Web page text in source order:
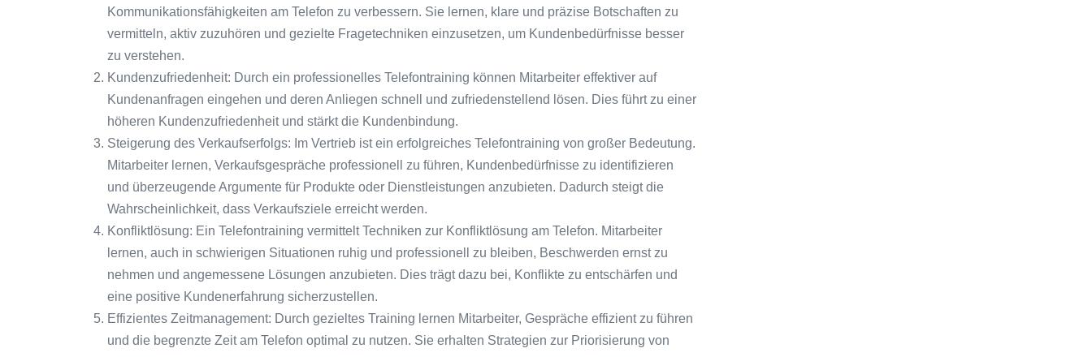
Kommunikationsfähigkeiten am Telefon zu verbessern. Sie lernen, klare und präzise Botschaften zu
vermitteln, aktiv zuzuhören und gezielte Fragetechniken einzusetzen, um Kundenbedürfnisse besser
zu verstehen.
Kundenzufriedenheit: Durch ein professionelles Telefontraining können Mitarbeiter effektiver auf
Kundenanfragen eingehen und deren Anliegen schnell und zufriedenstellend lösen. Dies führt zu einer
höheren Kundenzufriedenheit und stärkt die Kundenbindung.
Steigerung des Verkaufserfolgs: Im Vertrieb ist ein erfolgreiches Telefontraining von großer Bedeutung.
Mitarbeiter lernen, Verkaufsgespräche professionell zu führen, Kundenbedürfnisse zu identifizieren
und überzeugende Argumente für Produkte oder Dienstleistungen anzubieten. Dadurch steigt die
Wahrscheinlichkeit, dass Verkaufsziele erreicht werden.
Konfliktlösung: Ein Telefontraining vermittelt Techniken zur Konfliktlösung am Telefon. Mitarbeiter
lernen, auch in schwierigen Situationen ruhig und professionell zu bleiben, Beschwerden ernst zu
nehmen und angemessene Lösungen anzubieten. Dies trägt dazu bei, Konflikte zu entschärfen und
eine positive Kundenerfahrung sicherzustellen.
Effizientes Zeitmanagement: Durch gezieltes Training lernen Mitarbeiter, Gespräche effizient zu führen
und die begrenzte Zeit am Telefon optimal zu nutzen. Sie erhalten Strategien zur Priorisierung von